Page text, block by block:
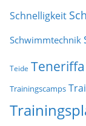
Schnelligkeit
Schwimmtechnik
Teide Teneriffa
Trainingscamps